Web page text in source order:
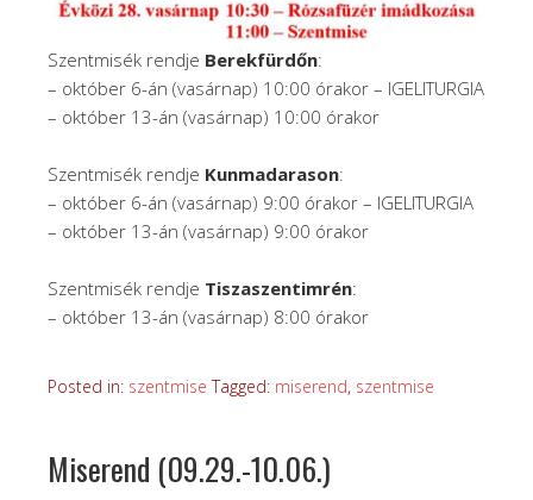
Szentmisék rendje Berekfürdőn:
– október 6-án (vasárnap) 10:00 órakor – IGELITURGIA
– október 13-án (vasárnap) 10:00 órakor
Szentmisék rendje Kunmadarason:
– október 6-án (vasárnap) 9:00 órakor – IGELITURGIA
– október 13-án (vasárnap) 9:00 órakor
Szentmisék rendje Tiszaszentimrén:
– október 13-án (vasárnap) 8:00 órakor
Posted in: szentmise Tagged: miserend, szentmise
Miserend (09.29.-10.06.)